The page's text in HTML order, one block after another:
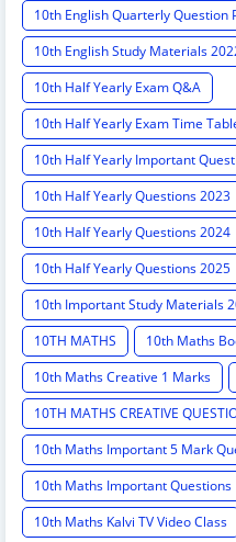
10th English Quarterly Question
10th English Study Materials
10th Half Yearly Exam Q&A
10th Half Yearly Exam Time
10th Half Yearly Important
10th Half Yearly Questions 2023
10th Half Yearly Questions 2024
10th Half Yearly Questions 2025
10th Important Study Materials
10TH MATHS
10th Maths
10th Maths Creative 1 Marks
10TH MATHS CREATIVE
10th Maths Important 5 Mark
10th Maths Important Questions
10th Maths Kalvi TV Video Class